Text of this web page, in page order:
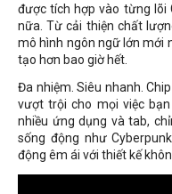
được tích hợp vào từng lõi
nữa. Từ cải thiện chất
mô hình ngôn ngữ lớn mới
tạo hơn bao giờ hết.
Đa nhiệm. Siêu nhanh.
vượt trội cho mọi việc
nhiều ứng dụng và tab,
sống động như
động êm ái với thiết kế